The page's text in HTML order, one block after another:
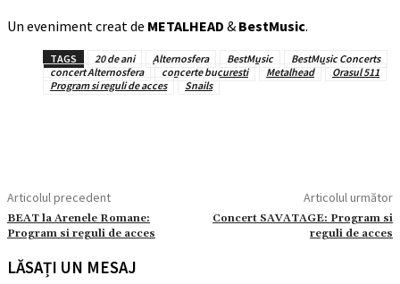
Un eveniment creat de METALHEAD & BestMusic.
TAGS 20 de ani Alternosfera BestMusic
BestMusic Concerts
concert Alternosfera
concerte bucuresti Metalhead
Orasul 511
Program si reguli de acces
Snails
Articolul precedent
BEAT la Arenele Romane:
Program si reguli de acces
Articolul următor
Concert SAVATAGE: Program si
reguli de acces
LĂSAȚI UN MESAJ